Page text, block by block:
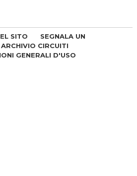
SITO
SEGNALA UN
ARCHIVIO CIRCUITI
GENERALI D'USO